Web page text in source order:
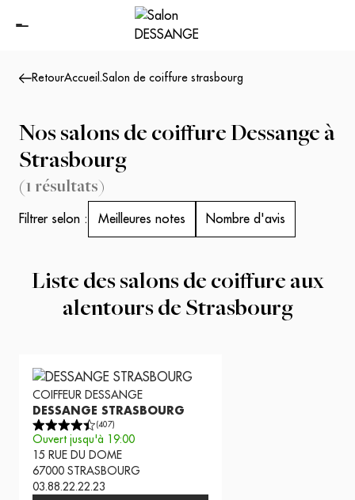
RetourAccueil .Salon de coiffure strasbourg
Nos salons de coiffure Dessange à
Strasbourg
(1 résultats)
Filtrer selon : Meilleures notes Nombre d'avis
Liste des salons de coiffure aux
alentours de Strasbourg
COIFFEUR DESSANGE
DESSANGE STRASBOURG
(407)
Ouvert jusqu'à 19:00
15 RUE DU DOME
67000 STRASBOURG
03.88.22.22.23